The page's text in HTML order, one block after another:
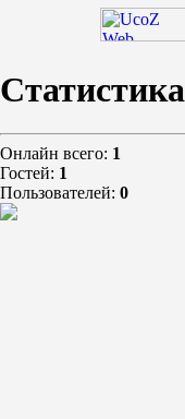
Статистика
Онлайн всего: 1
Гостей: 1
Пользователей: 0